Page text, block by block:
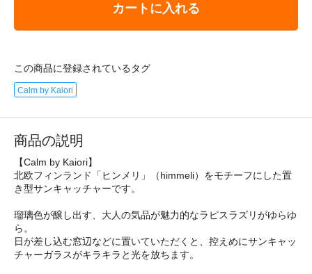
カートに入れる
この商品に登録されているタグ
Calm by Kaiori
商品の説明
【Calm by Kaiori】
北欧フィンランド「ヒンメリ」（himmeli）をモチーフにした置
き型サンキャッチャーです。
瑠璃色が醸し出す、大人の気品が魅力的なラピスラズリがゆらゆ
ら。
日が差し込む窓辺などに置いていただくと、控えめにサンキャッ
チャーガラスがキラキラと光を放ちます。